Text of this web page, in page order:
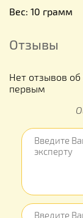
Вес: 10 грамм
Отзывы
Нет отзывов
первым